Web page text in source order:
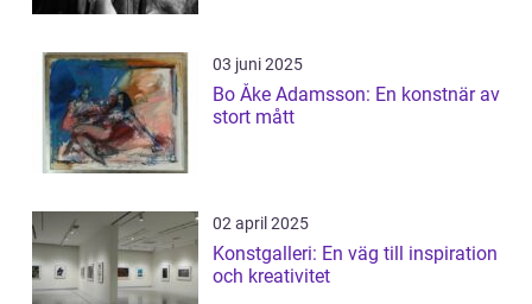
03 juni 2025
Bo Åke Adamsson: En konstnär av
stort mått
02 april 2025
Konstgalleri: En väg till inspiration
och kreativitet